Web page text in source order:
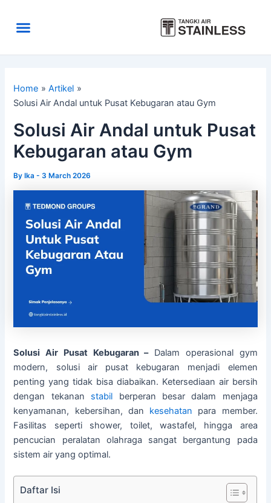
contentMenu
Home
Artikel
Solusi Air Andal untuk Pusat Kebugaran atau Gym
Solusi Air Andal untuk Pusat
Kebugaran atau Gym
ByIka-3 March 2026
Solusi Air Pusat Kebugaran –Dalam operasional gym
modern, solusi air pusat kebugaran menjadi elemen
penting yang tidak bisa diabaikan. Ketersediaan air bersih
dengan tekanan stabil berperan besar dalam menjaga
kenyamanan, kebersihan, dan kesehatan para member.
Fasilitas seperti shower, toilet, wastafel, hingga area
pencucian peralatan olahraga sangat bergantung pada
sistem air yang optimal.
Daftar Isi